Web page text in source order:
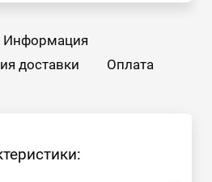
Информация
доставки
Оплата